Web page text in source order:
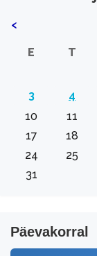
<
E T
3
4
10
11
17
18
24
25
31
Päevakorral